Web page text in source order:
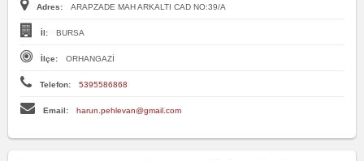
Adres: ARAPZADE MAH ARKALTI CAD NO:39/A
İl: BURSA
İlçe: ORHANGAZİ
Telefon: 5395586868
Email: harun.pehlevan@gmail.com